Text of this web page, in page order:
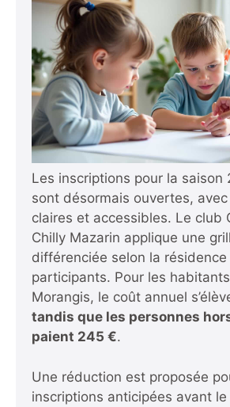
Les inscriptions pour la saison
sont désormais ouvertes,
claires et accessibles. Le club
Chilly Mazarin applique une
différenciée selon la résidence
participants. Pour les
Morangis, le coût annuel
tandis que les personnes
paient 245 €.
Une réduction est proposée
inscriptions anticipées avant le